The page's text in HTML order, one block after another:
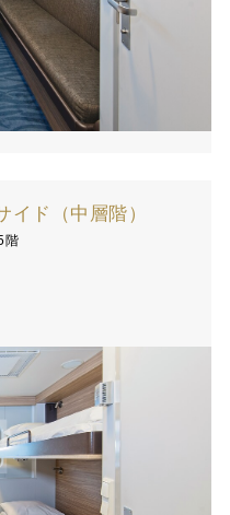
イド（中層階）
5階